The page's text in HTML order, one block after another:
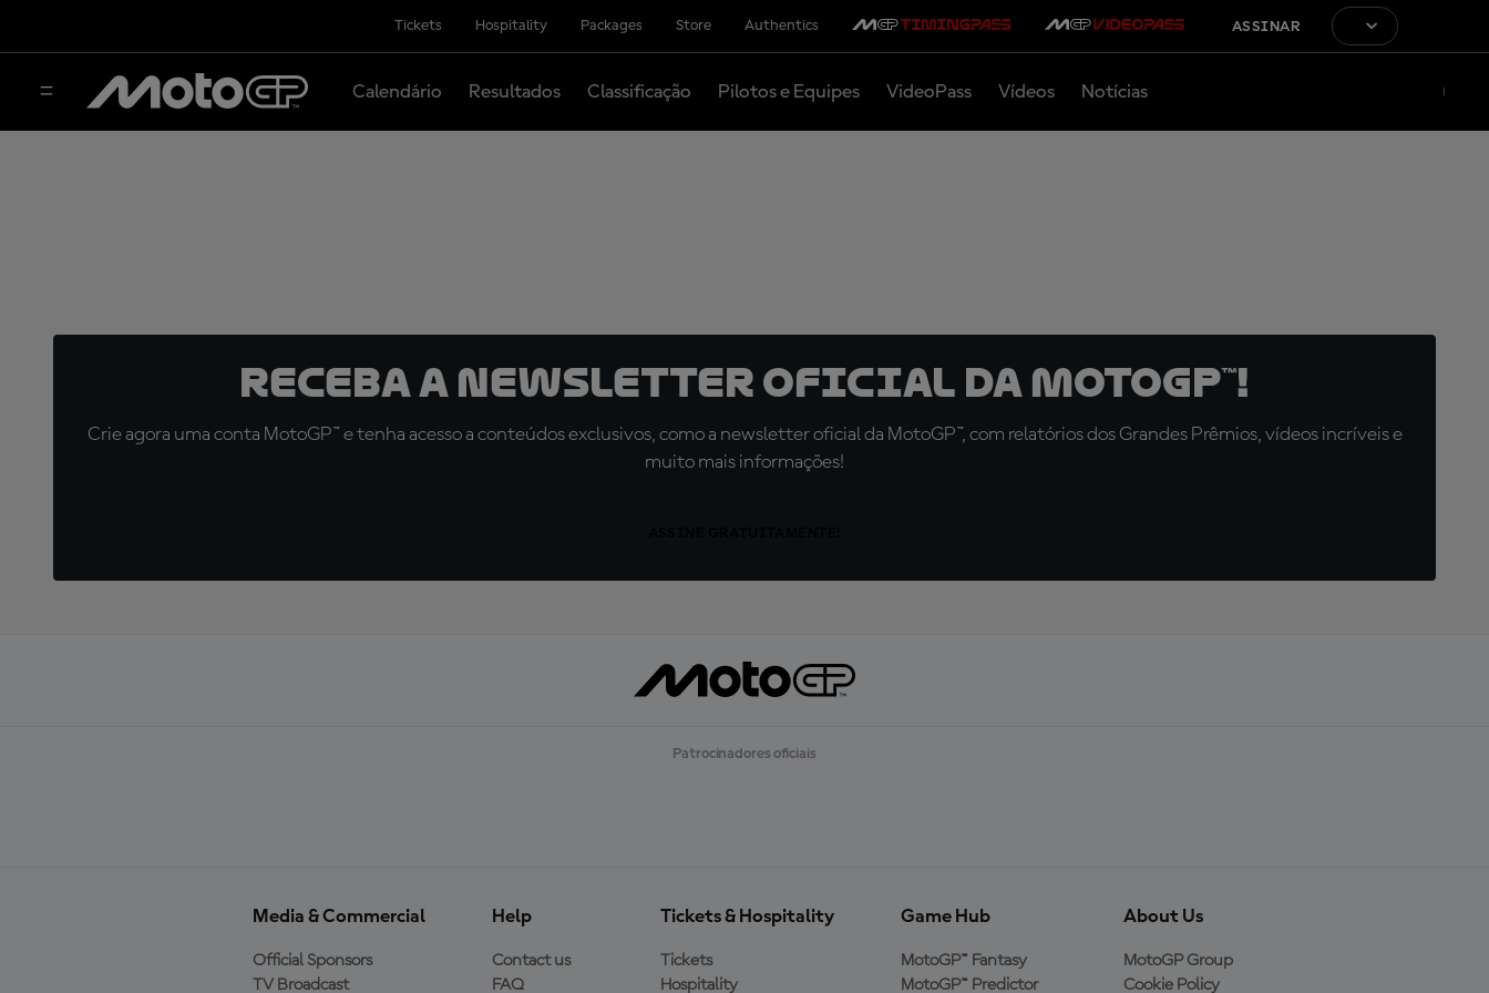
Tickets Hospitality Packages Store Authentics ASSINAR
Calendário Resultados Classificação Pilotos e Equipes VideoPass Vídeos Notícias
Receba a newsletter oficial da MotoGP™!
Crie agora uma conta MotoGP™ e tenha acesso a conteúdos exclusivos, como a newsletter oficial da MotoGP™, com relatórios dos Grandes Prêmios, vídeos incríveis e
muito mais informações!
Patrocinadores oficiais
Media & Commercial
Official Sponsors
TV Broadcast
Help
Contact us
FAQ
Tickets & Hospitality
Tickets
Hospitality
Game Hub
MotoGP™ Fantasy
MotoGP™ Predictor
About Us
MotoGP Group
Cookie Policy